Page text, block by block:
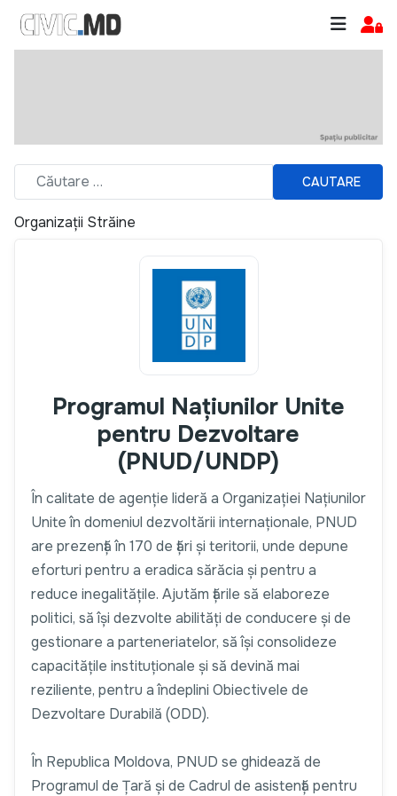
CAUTARE
Organizații Străine
Programul Națiunilor Unite
pentru Dezvoltare
(PNUD/UNDP)
În calitate de agenție lideră a Organizației Națiunilor
Unite în domeniul dezvoltării internaționale, PNUD
are prezență în 170 de țări și teritorii, unde depune
eforturi pentru a eradica sărăcia și pentru a
reduce inegalitățile. Ajutăm țările să elaboreze
politici, să își dezvolte abilități de conducere și de
gestionare a parteneriatelor, să își consolideze
capacitățile instituționale și să devină mai
reziliente, pentru a îndeplini Obiectivele de
Dezvoltare Durabilă (ODD).
În Republica Moldova, PNUD se ghidează de
Programul de Țară și de Cadrul de asistență pentru